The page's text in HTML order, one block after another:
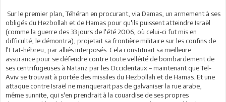
Sur le premier plan, Téhéran en procurant, via Damas, un armement à ses
obligés du Hezbollah et de Hamas pour qu'ils puissent atteindre Israël
(comme la guerre des 33 jours de l'été 2006, où celui-ci fut mis en
difficulté, le démontra), projetait sa frontière militaire sur les confins de
l'Etat-hébreu, par alliés interposés. Cela constituait sa meilleure
assurance pour se défendre contre toute velléité de bombardement de
ses centrifugeuses à Natanz par les Occidentaux – maintenant que Tel-
Aviv se trouvait à portée des missiles du Hezbollah et de Hamas. Et une
attaque contre Israël ne manquerait pas de galvaniser la rue arabe,
même sunnite, qui s'en prendrait à la couardise de ses propres